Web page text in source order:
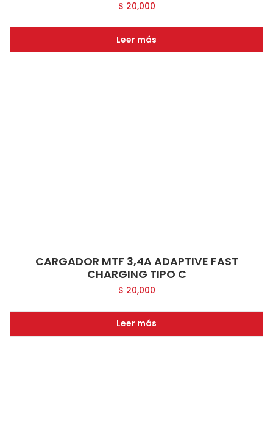
$ 20,000
Leer más
CARGADOR MTF 3,4A ADAPTIVE FAST
CHARGING TIPO C
$ 20,000
Leer más